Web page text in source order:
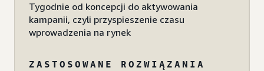
Tygodnie od koncepcji do aktywowania
kampanii, czyli przyspieszenie czasu
wprowadzenia na rynek
ZASTOSOWANE ROZWIĄZANIA